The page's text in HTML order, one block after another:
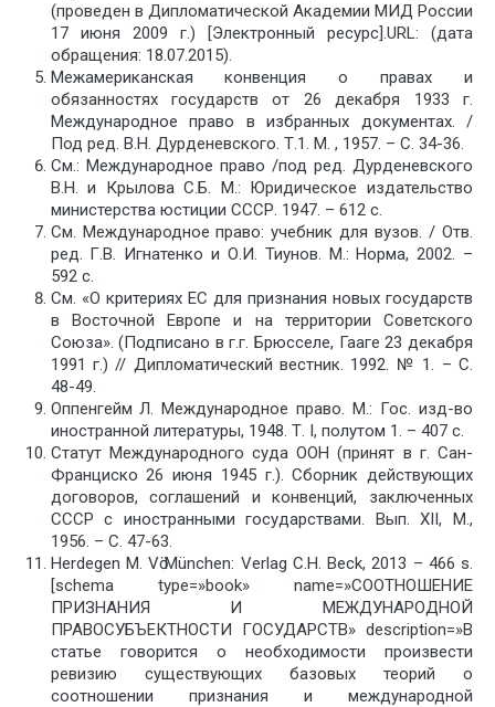
(проведен в Дипломатической Академии МИД России
17 июня 2009 г.) [Электронный ресурс].URL: (дата
обращения: 18.07.2015).
Межамериканская конвенция о правах и
обязанностях государств от 26 декабря 1933 г.
Международное право в избранных документах. /
Под ред. В.Н. Дурденевского. Т.1. М. , 1957. – С. 34-36.
См.: Международное право /под ред. Дурденевского
В.Н. и Крылова С.Б. М.: Юридическое издательство
министерства юстиции СССР. 1947. – 612 с.
См. Международное право: учебник для вузов. / Отв.
ред. Г.В. Игнатенко и О.И. Тиунов. М.: Норма, 2002. –
592 с.
См. «О критериях ЕС для признания новых государств
в Восточной Европе и на территории Советского
Союза». (Подписано в г.г. Брюсселе, Гааге 23 декабря
1991 г.) // Дипломатический вестник. 1992. № 1. – С.
48-49.
Оппенгейм Л. Международное право. М.: Гос. изд-во
иностранной литературы, 1948. Т. I, полутом 1. – 407 c.
Статут Международного суда ООН (принят в г. Сан-
Франциско 26 июня 1945 г.). Сборник действующих
договоров, соглашений и конвенций, заключенных
СССР с иностранными государствами. Вып. XII, М.,
1956. – С. 47-63.
Herdegen M. Vӧ München: Verlag C.H. Beck, 2013 – 466 s.
[schema type=»book» name=»СООТНОШЕНИЕ
ПРИЗНАНИЯ И МЕЖДУНАРОДНОЙ
ПРАВОСУБЪЕКТНОСТИ ГОСУДАРСТВ» description=»В
статье говорится о необходимости произвести
ревизию существующих базовых теорий о
соотношении признания и международной